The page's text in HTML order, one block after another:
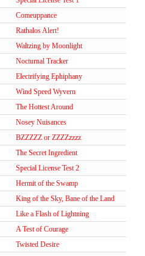
Comeuppance
Rathalos Alert!
Waltzing by Moonlight
Nocturnal Tracker
Electrifying Ephiphany
Wind Speed Wyvern
The Hottest Around
Nosey Nuisances
BZZZZZ or ZZZZzzzz
The Secret Ingredient
Special License Test 2
Hermit of the Swamp
King of the Sky, Bane of the Land
Like a Flash of Lightning
A Test of Courage
Twisted Desire